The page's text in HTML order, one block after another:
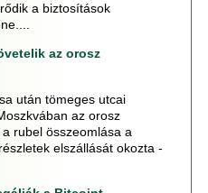
a biztosítások
az orosz
után tömeges utcai
az orosz
rubel összeomlása a
elszállását okozta -